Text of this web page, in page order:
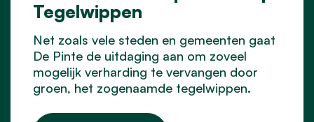
Tegelwippen
Net zoals vele steden en gemeenten gaat
De Pinte de uitdaging aan om zoveel
mogelijk verharding te vervangen door
groen, het zogenaamde tegelwippen.